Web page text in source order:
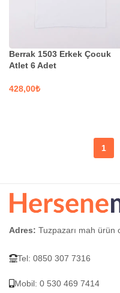
Berrak 1503 Erkek Çocuk
Atlet 6 Adet
₺
1
Adres: Tuzpazarı mah ürün
Tel: 0850 307 7316
Mobil: 0 530 469 7414